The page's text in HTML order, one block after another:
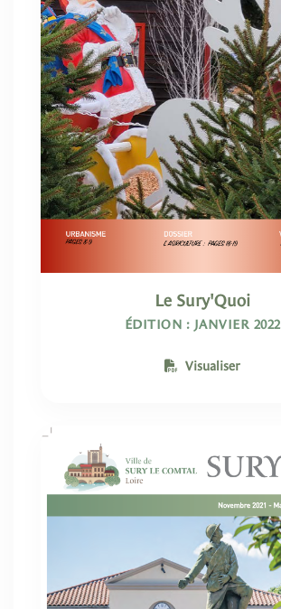
Le Sury'Quoi
ÉDITION : JANVIER 2022
Visualiser